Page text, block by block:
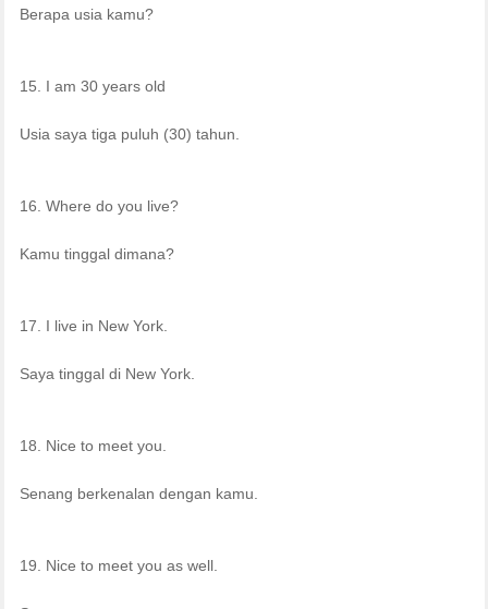
Berapa usia kamu?
15. I am 30 years old
Usia saya tiga puluh (30) tahun.
16. Where do you live?
Kamu tinggal dimana?
17. I live in New York.
Saya tinggal di New York.
18. Nice to meet you.
Senang berkenalan dengan kamu.
19. Nice to meet you as well.